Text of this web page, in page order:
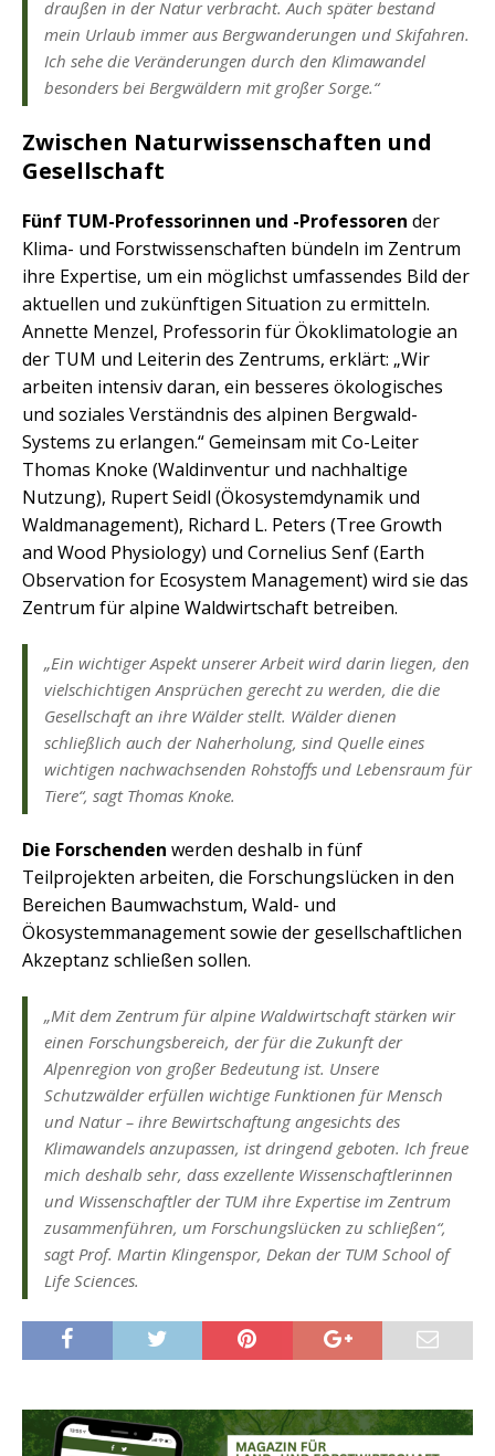
draußen in der Natur verbracht. Auch später bestand
mein Urlaub immer aus Bergwanderungen und Skifahren.
Ich sehe die Veränderungen durch den Klimawandel
besonders bei Bergwäldern mit großer Sorge.“
Zwischen Naturwissenschaften und
Gesellschaft
Fünf TUM-Professorinnen und -Professoren der
Klima- und Forstwissenschaften bündeln im Zentrum
ihre Expertise, um ein möglichst umfassendes Bild der
aktuellen und zukünftigen Situation zu ermitteln.
Annette Menzel, Professorin für Ökoklimatologie an
der TUM und Leiterin des Zentrums, erklärt: „Wir
arbeiten intensiv daran, ein besseres ökologisches
und soziales Verständnis des alpinen Bergwald-
Systems zu erlangen.“ Gemeinsam mit Co-Leiter
Thomas Knoke (Waldinventur und nachhaltige
Nutzung), Rupert Seidl (Ökosystemdynamik und
Waldmanagement), Richard L. Peters (Tree Growth
and Wood Physiology) und Cornelius Senf (Earth
Observation for Ecosystem Management) wird sie das
Zentrum für alpine Waldwirtschaft betreiben.
„Ein wichtiger Aspekt unserer Arbeit wird darin liegen, den
vielschichtigen Ansprüchen gerecht zu werden, die die
Gesellschaft an ihre Wälder stellt. Wälder dienen
schließlich auch der Naherholung, sind Quelle eines
wichtigen nachwachsenden Rohstoffs und Lebensraum für
Tiere“, sagt Thomas Knoke.
Die Forschenden werden deshalb in fünf
Teilprojekten arbeiten, die Forschungslücken in den
Bereichen Baumwachstum, Wald- und
Ökosystemmanagement sowie der gesellschaftlichen
Akzeptanz schließen sollen.
„Mit dem Zentrum für alpine Waldwirtschaft stärken wir
einen Forschungsbereich, der für die Zukunft der
Alpenregion von großer Bedeutung ist. Unsere
Schutzwälder erfüllen wichtige Funktionen für Mensch
und Natur – ihre Bewirtschaftung angesichts des
Klimawandels anzupassen, ist dringend geboten. Ich freue
mich deshalb sehr, dass exzellente Wissenschaftlerinnen
und Wissenschaftler der TUM ihre Expertise im Zentrum
zusammenführen, um Forschungslücken zu schließen“,
sagt Prof. Martin Klingenspor, Dekan der TUM School of
Life Sciences.